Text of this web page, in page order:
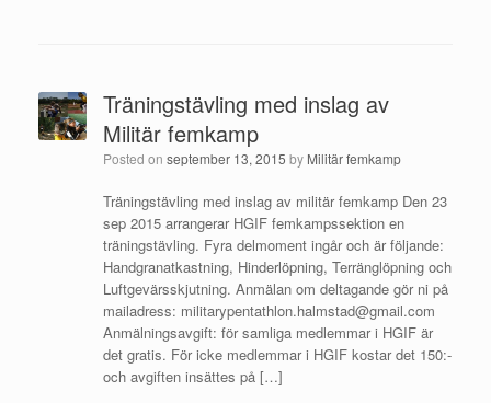
Träningstävling med inslag av
Militär femkamp
Posted on september 13, 2015 by Militär femkamp
Träningstävling med inslag av militär femkamp Den 23
sep 2015 arrangerar HGIF femkampssektion en
träningstävling. Fyra delmoment ingår och är följande:
Handgranatkastning, Hinderlöpning, Terränglöpning och
Luftgevärsskjutning. Anmälan om deltagande gör ni på
mailadress: militarypentathlon.halmstad@gmail.com
Anmälningsavgift: för samliga medlemmar i HGIF är
det gratis. För icke medlemmar i HGIF kostar det 150:-
och avgiften insättes på […]